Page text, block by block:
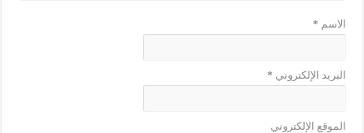
الاسم *
البريد الإلكتروني *
الموقع الإلكتروني